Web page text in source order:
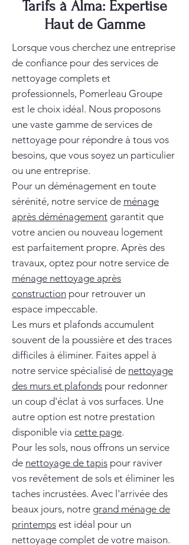
Tarifs à Alma: Expertise
Haut de Gamme
Lorsque vous cherchez une entreprise
de confiance pour des services de
nettoyage complets et
professionnels, Pomerleau Groupe
est le choix idéal. Nous proposons
une vaste gamme de services de
nettoyage pour répondre à tous vos
besoins, que vous soyez un particulier
ou une entreprise.
Pour un déménagement en toute
sérénité, notre service de ménage
après déménagement garantit que
votre ancien ou nouveau logement
est parfaitement propre. Après des
travaux, optez pour notre service de
ménage nettoyage après
construction pour retrouver un
espace impeccable.
Les murs et plafonds accumulent
souvent de la poussière et des traces
difficiles à éliminer. Faites appel à
notre service spécialisé de nettoyage
des murs et plafonds pour redonner
un coup d'éclat à vos surfaces. Une
autre option est notre prestation
disponible via cette page.
Pour les sols, nous offrons un service
de nettoyage de tapis pour raviver
vos revêtement de sols et éliminer les
taches incrustées. Avec l'arrivée des
beaux jours, notre grand ménage de
printemps est idéal pour un
nettoyage complet de votre maison.